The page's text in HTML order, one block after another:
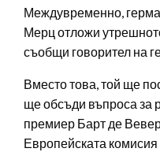
Междувременно,
Мерц отложи
съобщи говорител на
Вместо това, той ще
ще обсъди въпроса за
премиер Барт де
Европейската